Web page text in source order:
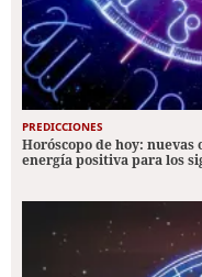
PREDICCIONES
Horóscopo de hoy:
energía positiva para los